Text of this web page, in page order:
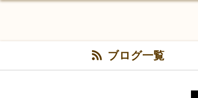
ブログ一覧